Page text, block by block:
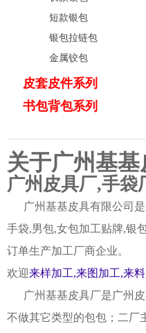
短款银包
银包拉链包
金属铰包
皮套皮件系列
书包背包系列
关于广州基基
广州皮具厂,手袋
广州基基皮具有限公司是
手袋,男包,女包加工贴牌,银
订单生产加工厂商企业。
欢迎来样加工,来图加工,来
广州基基皮具厂是广州皮
不做其它类型的包包；二厂